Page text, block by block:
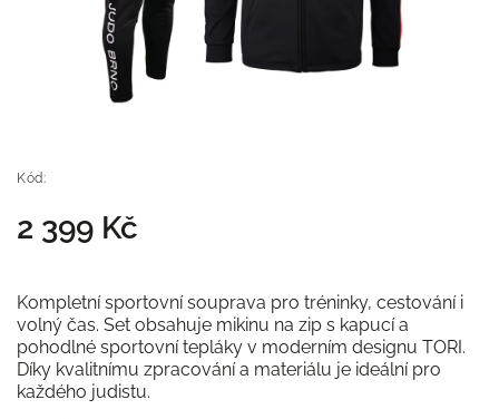
Kód:
2 399 Kč
Kompletní sportovní souprava pro tréninky, cestování i
volný čas. Set obsahuje mikinu na zip s kapucí a
pohodlné sportovní tepláky v moderním designu TORI.
Díky kvalitnímu zpracování a materiálu je ideální pro
každého judistu.